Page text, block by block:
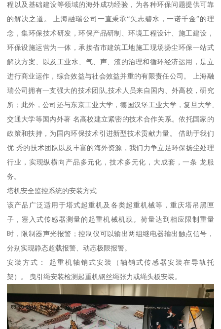
程以及基础建设等领域的海外成功经验，为各种环保问题提供可靠
的解决之道。 上海融瑞公司一直秉承“矢志碧水，一诺千金”的理
念，集环保技术研发，环保产品研制、环境工程设计、施工建设，
环保设施运营为一体，承接省市建筑工地施工现场扬尘环保一站式
解决方案、以及工业水、气、声、渣的治理和循环经济运用，是立
进行商业运作，综合效益与社会效益并重的有限责任公司。 上海融
瑞公司拥有一支强大的技术团队,技术人员来自国内、外高校，研究
所；此外，公司还与东京工业大学，德国汉堡工业大学，复旦大学,
交通大学等国内外著 名高校建立紧密的技术合作关系。依托国家的
政策和扶持，为国内环保技术引进新型技术贡献力量。 借助于我们
优 秀的技术团队以及丰富的海外资源，我们力争立足环保扬尘处理
行业，实现纵横向产品多元化，技术多元化，大成套，一条 龙服
务。
塔机安全监控系统的安装方式
该产品广泛适用于塔式起重机及各类起重机械等，重庆塔吊黑匣
子，塞入式传感器测量的起重机械机载。荷量达到相应限制重量
时，限制器声光报警；控制仪可以输出两组继电器输出触点信号，
分别实现静态超载报警、动态极限报警。
安装方式： 起重机轴销式安装（轴销式传感器安装在导轨托
架）。 曳引绳安装检测起重机钢丝绳张力或绳头板安装。